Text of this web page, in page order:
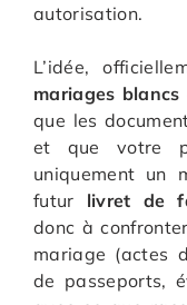
autorisation.
L’idée,
mariages blancs
que les
et que votre
uniquement un
futur livret de
donc à
mariage (actes
de passeports,